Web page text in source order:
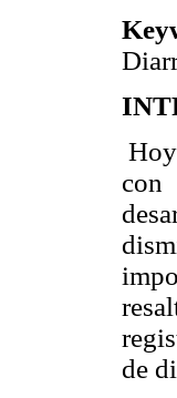
con
de